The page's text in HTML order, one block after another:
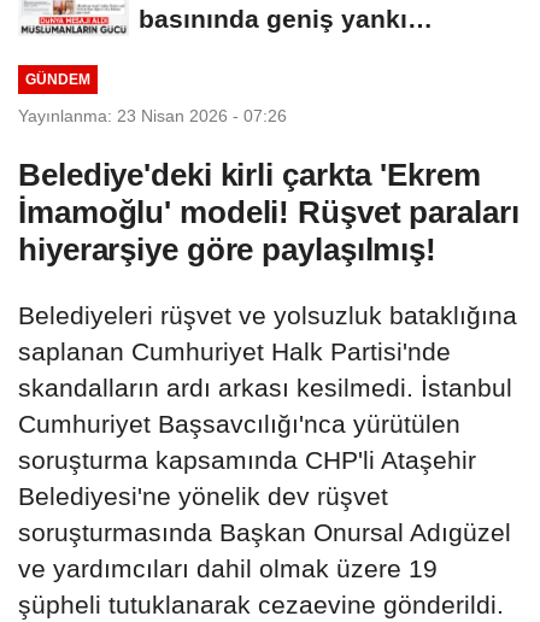
basınında geniş yankı
GÜNDEM
Yayınlanma: 23 Nisan 2026 - 07:26
Belediye'deki kirli çarkta 'Ekrem
İmamoğlu' modeli! Rüşvet paraları
hiyerarşiye göre paylaşılmış!
Belediyeleri rüşvet ve yolsuzluk bataklığına
saplanan Cumhuriyet Halk Partisi'nde
skandalların ardı arkası kesilmedi. İstanbul
Cumhuriyet Başsavcılığı'nca yürütülen
soruşturma kapsamında CHP'li Ataşehir
Belediyesi'ne yönelik dev rüşvet
soruşturmasında Başkan Onursal Adıgüzel
ve yardımcıları dahil olmak üzere 19
şüpheli tutuklanarak cezaevine gönderildi.